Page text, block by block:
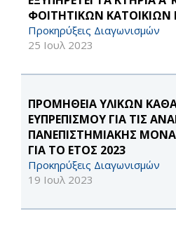
ΦΟΙΤΗΤΙΚΩΝ
Προκηρύξεις Διαγωνισμών
25 Ιουλ 2023
ΠΡΟΜΗΘΕΙΑ ΥΛΙΚΩΝ
ΕΥΠΡΕΠΙΣΜΟΥ ΓΙΑ ΤΙΣ
ΠΑΝΕΠΙΣΤΗΜΙΑΚΗΣ
ΓΙΑ ΤΟ ΕΤΟΣ 2023
Προκηρύξεις Διαγωνισμών
19 Ιουλ 2023